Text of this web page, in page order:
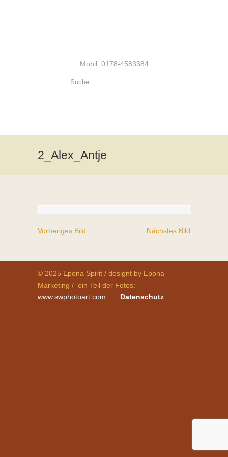
Mobil: 0178-4583384
2_Alex_Antje
Vorheriges Bild Nächstes Bild
© 2025 Epona Spirit / designt by Epona
Marketing / ein Teil der Fotos:
www.swphotoart.com
Datenschutz